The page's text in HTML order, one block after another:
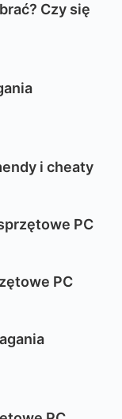
Czy się
i cheaty
PC
PC